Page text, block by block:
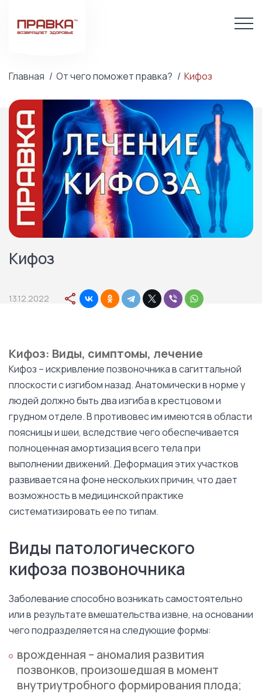
Главная От чего поможет правка? Кифоз
Кифоз
13.12.2022
Кифоз: Виды, симптомы, лечение
Кифоз – искривление позвоночника в сагиттальной
плоскости с изгибом назад. Анатомически в норме у
людей должно быть два изгиба в крестцовом и
грудном отделе. В противовес им имеются в области
поясницы и шеи, вследствие чего обеспечивается
полноценная амортизация всего тела при
выполнении движений. Деформация этих участков
развивается на фоне нескольких причин, что дает
возможность в медицинской практике
систематизировать ее по типам.
Виды патологического
кифоза позвоночника
Заболевание способно возникать самостоятельно
или в результате вмешательства извне, на основании
чего подразделяется на следующие формы:
врожденная – аномалия развития
позвонков, произошедшая в момент
внутриутробного формирования плода;